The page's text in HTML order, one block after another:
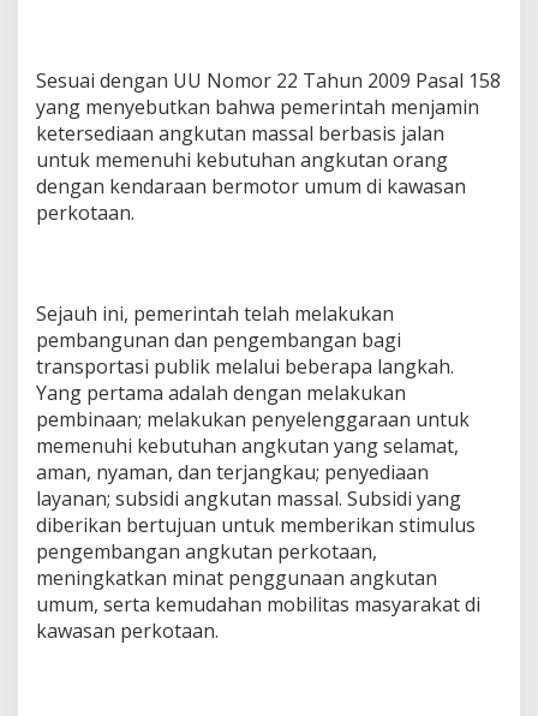
Sesuai dengan UU Nomor 22 Tahun 2009 Pasal 158
yang menyebutkan bahwa pemerintah menjamin
ketersediaan angkutan massal berbasis jalan
untuk memenuhi kebutuhan angkutan orang
dengan kendaraan bermotor umum di kawasan
perkotaan.
Sejauh ini, pemerintah telah melakukan
pembangunan dan pengembangan bagi
transportasi publik melalui beberapa langkah.
Yang pertama adalah dengan melakukan
pembinaan; melakukan penyelenggaraan untuk
memenuhi kebutuhan angkutan yang selamat,
aman, nyaman, dan terjangkau; penyediaan
layanan; subsidi angkutan massal. Subsidi yang
diberikan bertujuan untuk memberikan stimulus
pengembangan angkutan perkotaan,
meningkatkan minat penggunaan angkutan
umum, serta kemudahan mobilitas masyarakat di
kawasan perkotaan.